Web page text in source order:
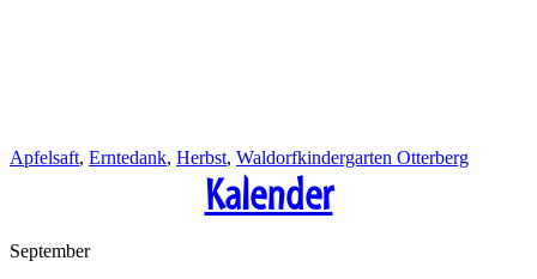
Apfelsaft, Erntedank, Herbst, Waldorfkindergarten Otterberg
Kalender
September